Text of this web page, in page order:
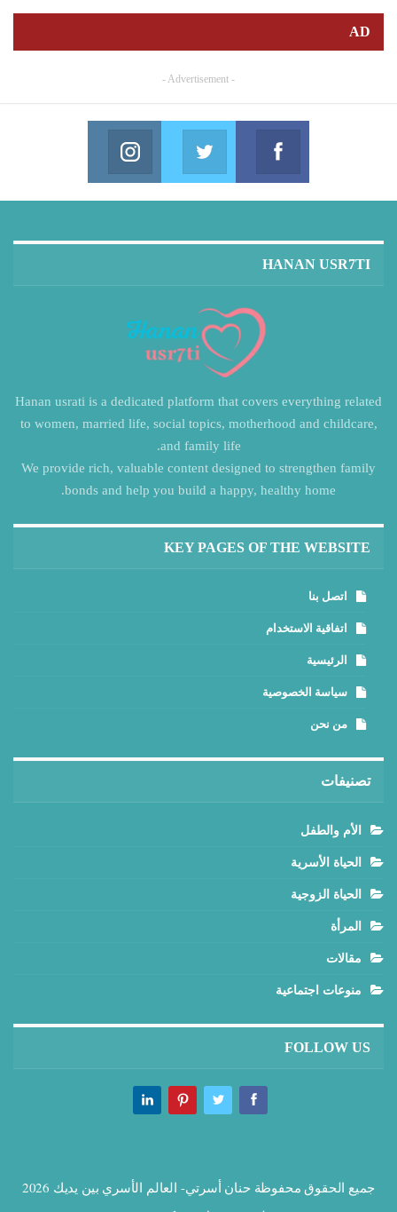
AD
- Advertisement -
Facebook
Join us on Facebook
Twitter
Join us on Twitter
HANAN USR7TI
Hanan usrati is a dedicated platform that covers everything related
to women, married life, social topics, motherhood and childcare,
and family life.
We provide rich, valuable content designed to strengthen family
bonds and help you build a happy, healthy home.
KEY PAGES OF THE WEBSITE
اتصل بنا
اتفاقية الاستخدام
الرئيسية
سياسة الخصوصية
من نحن
تصنيفات
الأم والطفل
الحياة الأسرية
الحياة الزوجية
المرأة
مقالات
منوعات اجتماعية
FOLLOW US
جميع الحقوق محفوظة حنان أسرتي- العالم الأسري بين يديك 2026